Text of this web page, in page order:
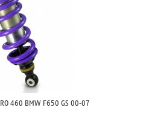
460 BMW F650 GS 00-07